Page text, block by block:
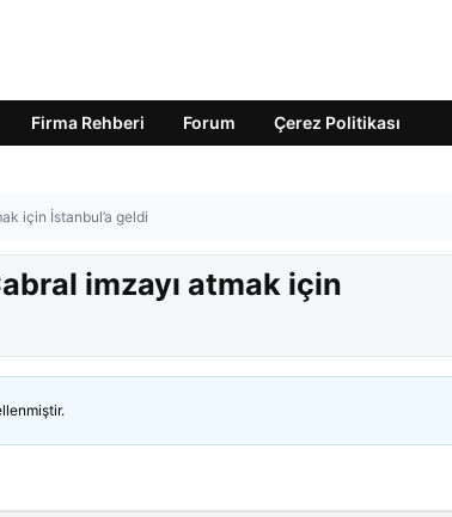
Firma Rehberi Forum Çerez Politikası
için İstanbul’a geldi
imzayı atmak için